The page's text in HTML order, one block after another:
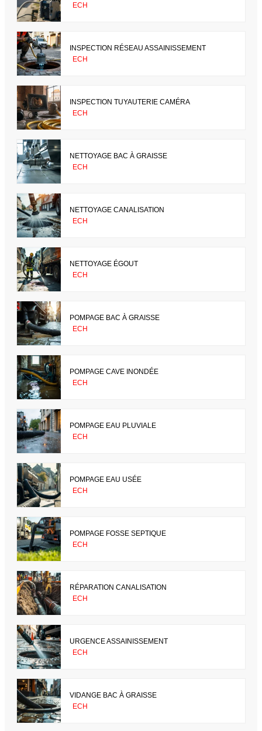
ECH
INSPECTION RÉSEAU ASSAINISSEMENT
ECH
INSPECTION TUYAUTERIE CAMÉRA
ECH
NETTOYAGE BAC À GRAISSE
ECH
NETTOYAGE CANALISATION
ECH
NETTOYAGE ÉGOUT
ECH
POMPAGE BAC À GRAISSE
ECH
POMPAGE CAVE INONDÉE
ECH
POMPAGE EAU PLUVIALE
ECH
POMPAGE EAU USÉE
ECH
POMPAGE FOSSE SEPTIQUE
ECH
RÉPARATION CANALISATION
ECH
URGENCE ASSAINISSEMENT
ECH
VIDANGE BAC À GRAISSE
ECH